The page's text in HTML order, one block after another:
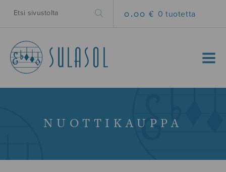
0.00 € 0 tuotetta
MENU
NUOTTIKAUPPA